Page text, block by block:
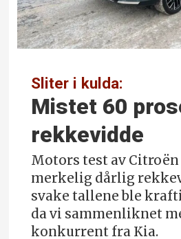
Sliter i kulda:
Mistet 60
rekkevidde
Motors test av Citroën
merkelig dårlig
svake tallene ble
da vi sammenliknet
konkurrent fra Kia.